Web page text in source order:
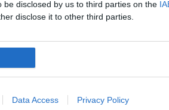
disclosed by us to third parties on the
disclose it to other third parties.
Data Access Privacy Policy
la fel de relevante
timpurii sau ale
din alte părți ale lumii?